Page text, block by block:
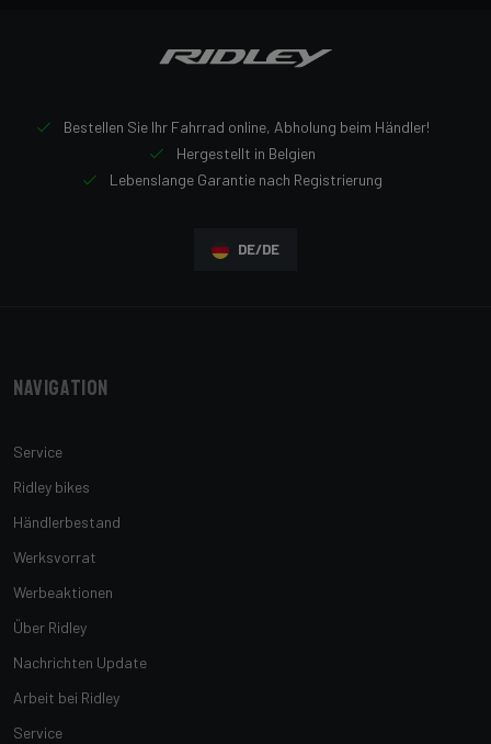
Bestellen Sie Ihr Fahrrad online, Abholung beim Händler!
Hergestellt in Belgien
Lebenslange Garantie nach Registrierung
DE/DE
Navigation
Service
Ridley bikes
Händlerbestand
Werksvorrat
Werbeaktionen
Über Ridley
Nachrichten Update
Arbeit bei Ridley
Service